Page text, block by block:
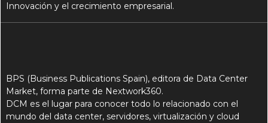
Innovación y el crecimiento empresarial.
BPS (Business Publications Spain), editora de Data Center
Market, forma parte de Nextwork360.
DCM es el lugar para conocer todo lo relacionado con el
mundo del data center, servidores, virtualización y cloud